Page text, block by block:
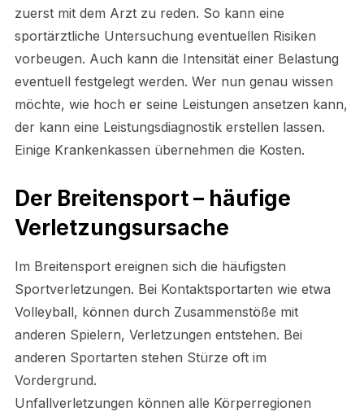
zuerst mit dem Arzt zu reden. So kann eine
sportärztliche Untersuchung eventuellen Risiken
vorbeugen. Auch kann die Intensität einer Belastung
eventuell festgelegt werden. Wer nun genau wissen
möchte, wie hoch er seine Leistungen ansetzen kann,
der kann eine Leistungsdiagnostik erstellen lassen.
Einige Krankenkassen übernehmen die Kosten.
Der Breitensport – häufige
Verletzungsursache
Im Breitensport ereignen sich die häufigsten
Sportverletzungen. Bei Kontaktsportarten wie etwa
Volleyball, können durch Zusammenstöße mit
anderen Spielern, Verletzungen entstehen. Bei
anderen Sportarten stehen Stürze oft im
Vordergrund.
Unfallverletzungen können alle Körperregionen